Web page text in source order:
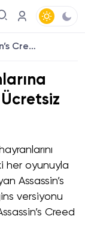
Assassin’s Creed Hayranlarına Müjde! Assassin’s Creed Ücretsiz Oldu!
Ücretsiz
her oyunuyla
Assassin’s
versiyonu
Creed